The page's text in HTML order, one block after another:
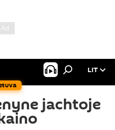
LIT
jachtoje